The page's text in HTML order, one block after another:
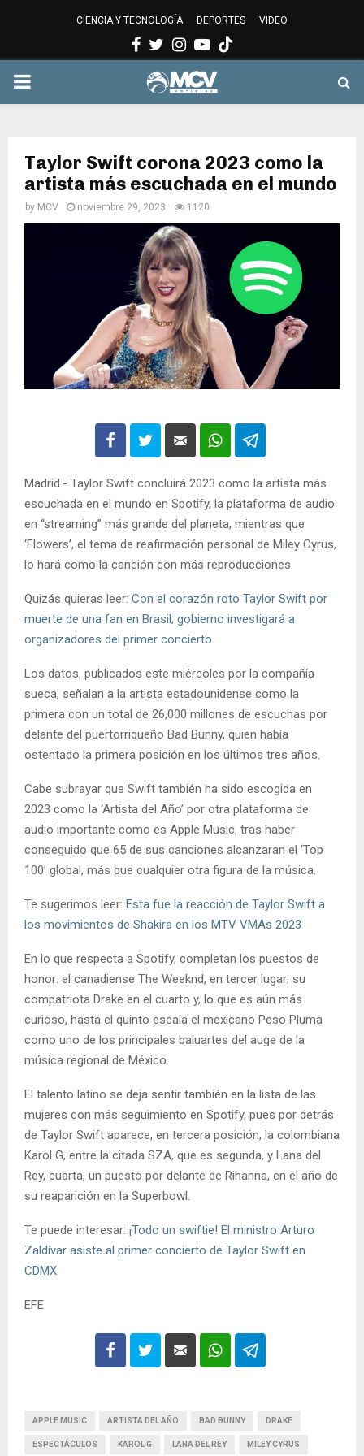
CIENCIA Y TECNOLOGÍA DEPORTES VIDEO
Facebook
Twitter
Instagram
Youtube
PRIMARY
Taylor Swift corona 2023 como la
artista más escuchada en el mundo
by MCV noviembre 29, 2023 1120
Madrid.- Taylor Swift concluirá 2023 como la artista más
escuchada en el mundo en Spotify, la plataforma de audio
en “streaming” más grande del planeta, mientras que
‘Flowers’, el tema de reafirmación personal de Miley Cyrus,
lo hará como la canción con más reproducciones.
Quizás quieras leer: Con el corazón roto Taylor Swift por
muerte de una fan en Brasil; gobierno investigará a
organizadores del primer concierto
Los datos, publicados este miércoles por la compañía
sueca, señalan a la artista estadounidense como la
primera con un total de 26,000 millones de escuchas por
delante del puertorriqueño Bad Bunny, quien había
ostentado la primera posición en los últimos tres años.
Cabe subrayar que Swift también ha sido escogida en
2023 como la ‘Artista del Año’ por otra plataforma de
audio importante como es Apple Music, tras haber
conseguido que 65 de sus canciones alcanzaran el ‘Top
100’ global, más que cualquier otra figura de la música.
Te sugerimos leer: Esta fue la reacción de Taylor Swift a
los movimientos de Shakira en los MTV VMAs 2023
En lo que respecta a Spotify, completan los puestos de
honor: el canadiense The Weeknd, en tercer lugar; su
compatriota Drake en el cuarto y, lo que es aún más
curioso, hasta el quinto escala el mexicano Peso Pluma
como uno de los principales baluartes del auge de la
música regional de México.
El talento latino se deja sentir también en la lista de las
mujeres con más seguimiento en Spotify, pues por detrás
de Taylor Swift aparece, en tercera posición, la colombiana
Karol G, entre la citada SZA, que es segunda, y Lana del
Rey, cuarta, un puesto por delante de Rihanna, en el año de
su reaparición en la Superbowl.
Te puede interesar: ¡Todo un swiftie! El ministro Arturo
Zaldívar asiste al primer concierto de Taylor Swift en
CDMX
EFE
APPLE MUSIC ARTISTA DEL AÑO BAD BUNNY DRAKE
ESPECTÁCULOS KAROL G LANA DEL REY MILEY CYRUS